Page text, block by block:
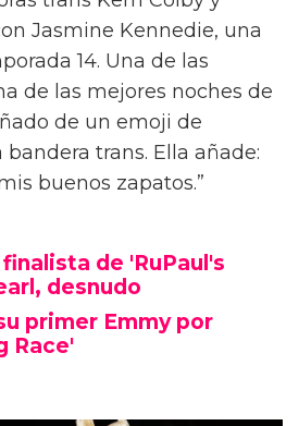
Jasmine Kennedie, una
14. Una de las
de las mejores noches de
de un emoji de
trans. Ella añade:
buenos zapatos.”
de 'RuPaul's
desnudo
primer Emmy por
Race'